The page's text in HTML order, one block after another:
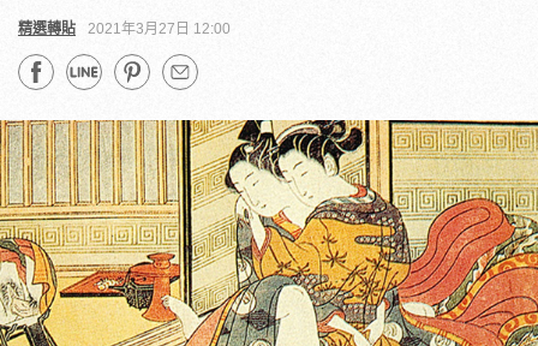
精選轉貼 2021年3月27日 12:00